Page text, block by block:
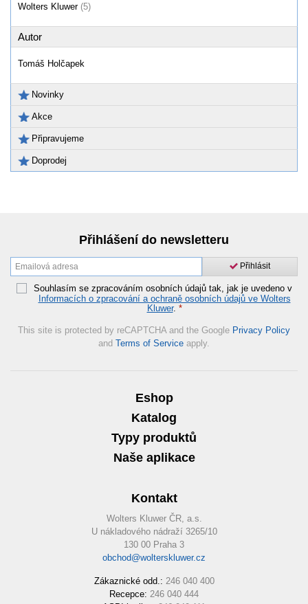
Wolters Kluwer (5)
Autor
Tomáš Holčapek
Novinky
Akce
Připravujeme
Doprodej
Přihlášení do newsletteru
Přihlásit
Souhlasím se zpracováním osobních údajů tak, jak je uvedeno v
Informacích o zpracování a ochraně osobních údajů ve Wolters
Kluwer. *
This site is protected by reCAPTCHA and the Google Privacy Policy
and Terms of Service apply.
Eshop
Katalog
Typy produktů
Naše aplikace
Kontakt
Wolters Kluwer ČR, a.s.
U nákladového nádraží 3265/10
130 00 Praha 3
obchod@wolterskluwer.cz
Zákaznické odd.: 246 040 400
Recepce: 246 040 444